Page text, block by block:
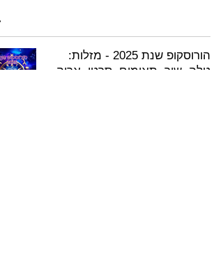
הורוסקופ שנת 2025 - מזלות:
טלה, שור, תאומים, סרטן, אריה,